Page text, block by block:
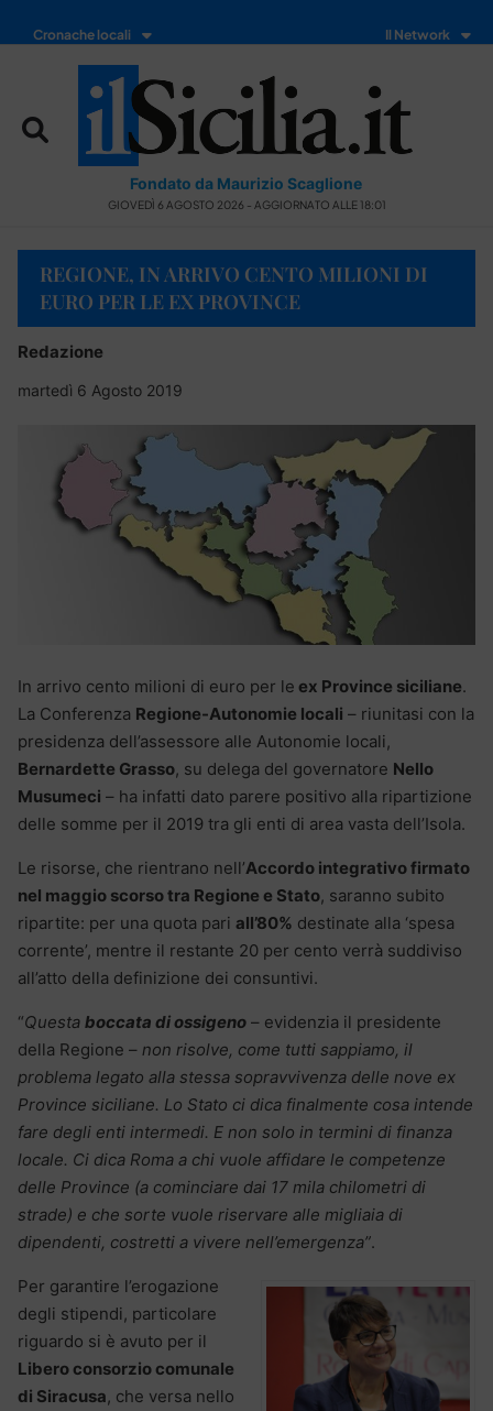
Cronache locali Il Network
Fondato da Maurizio Scaglione
GIOVEDÌ 6 AGOSTO 2026 - AGGIORNATO ALLE 18:01
REGIONE, IN ARRIVO CENTO MILIONI DI
EURO PER LE EX PROVINCE
Redazione
martedì 6 Agosto 2019
In arrivo cento milioni di euro per le ex Province siciliane.
La Conferenza Regione-Autonomie locali – riunitasi con la
presidenza dell’assessore alle Autonomie locali,
Bernardette Grasso, su delega del governatore Nello
Musumeci – ha infatti dato parere positivo alla ripartizione
delle somme per il 2019 tra gli enti di area vasta dell’Isola.
Le risorse, che rientrano nell’Accordo integrativo firmato
nel maggio scorso tra Regione e Stato, saranno subito
ripartite: per una quota pari all’80% destinate alla ‘spesa
corrente’, mentre il restante 20 per cento verrà suddiviso
all’atto della definizione dei consuntivi.
“Questa boccata di ossigeno – evidenzia il presidente
della Regione – non risolve, come tutti sappiamo, il
problema legato alla stessa sopravvivenza delle nove ex
Province siciliane. Lo Stato ci dica finalmente cosa intende
fare degli enti intermedi. E non solo in termini di finanza
locale. Ci dica Roma a chi vuole affidare le competenze
delle Province (a cominciare dai 17 mila chilometri di
strade) e che sorte vuole riservare alle migliaia di
dipendenti, costretti a vivere nell’emergenza”.
Per garantire l’erogazione
degli stipendi, particolare
riguardo si è avuto per il
Libero consorzio comunale
di Siracusa, che versa nello